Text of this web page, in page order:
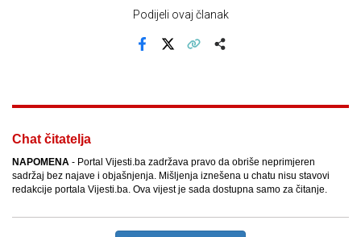
Podijeli ovaj članak
Chat čitatelja
NAPOMENA - Portal Vijesti.ba zadržava pravo da obriše neprimjeren
sadržaj bez najave i objašnjenja. Mišljenja iznešena u chatu nisu stavovi
redakcije portala Vijesti.ba. Ova vijest je sada dostupna samo za čitanje.